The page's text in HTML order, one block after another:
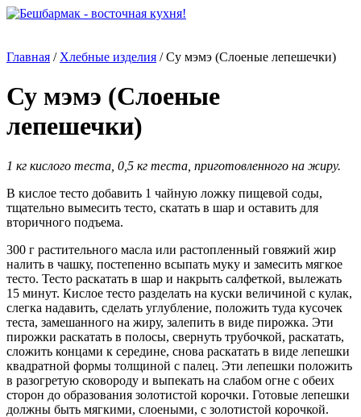
Главная / Хлебные изделия /Су мэмэ (Слоеные лепешечки)
Су мэмэ (Слоеные
лепешечки)
1 кг кислого теста, 0,5 кг теста, приготовленного на жиру.
В кислое тесто добавить 1 чайную ложку пищевой соды,
тщательно вымесить тесто, скатать в шар и оставить для
вторичного подъема.
300 г растительного масла или растопленный говяжий жир
налить в чашку, постепенно всыпать муку и замесить мягкое
тесто. Тесто раскатать в шар и накрыть салфеткой, вылежать
15 минут. Кислое тесто разделать на куски величиной с кулак,
слегка надавить, сделать углубление, положить туда кусочек
теста, замешанного на жиру, залепить в виде пирожка. Эти
пирожки раскатать в полосы, свернуть трубочкой, раскатать,
сложить концами к середине, снова раскатать в виде лепешки
квадратной формы толщиной с палец. Эти лепешки положить
в разогретую сковороду и выпекать на слабом огне с обеих
сторон до образования золотистой корочки. Готовые лепешки
должны быть мягкими, слоеными, с золотистой корочкой.